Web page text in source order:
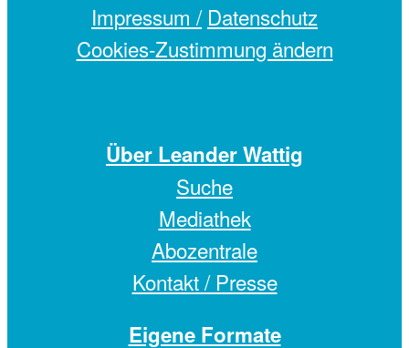
Impressum / Datenschutz
Cookies-Zustimmung ändern
Über Leander Wattig
Suche
Mediathek
Abozentrale
Kontakt / Presse
Eigene Formate